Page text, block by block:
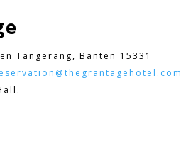
Tangerang, Banten 15331